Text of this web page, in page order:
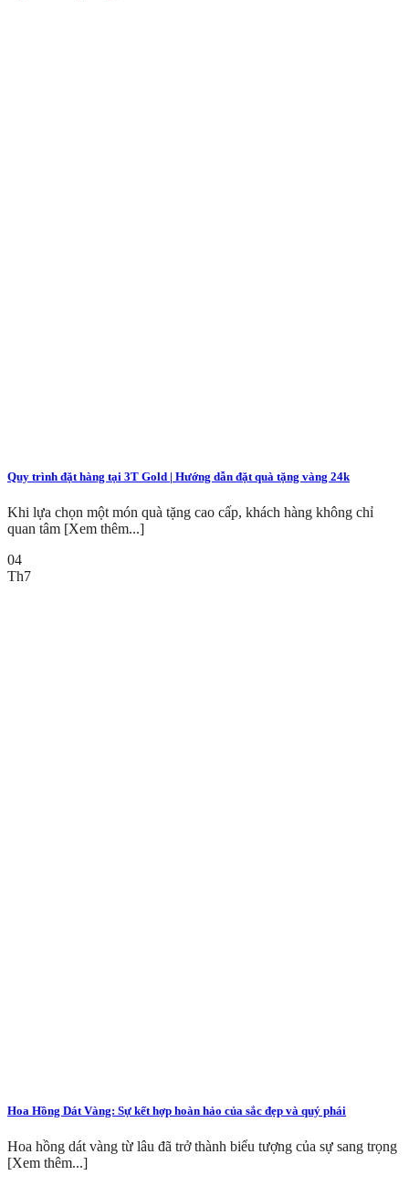
Quy trình đặt hàng tại 3T Gold | Hướng dẫn đặt quà tặng vàng 24k
Khi lựa chọn một món quà tặng cao cấp, khách hàng không chỉ
quan tâm [Xem thêm...]
04
Th7
Hoa Hồng Dát Vàng: Sự kết hợp hoàn hảo của sắc đẹp và quý phái
Hoa hồng dát vàng từ lâu đã trở thành biểu tượng của sự sang trọng
[Xem thêm...]